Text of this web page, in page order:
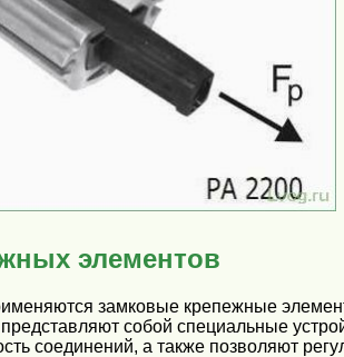
элементов
замковые крепежные
собой специальные
соединений, а также позволяют